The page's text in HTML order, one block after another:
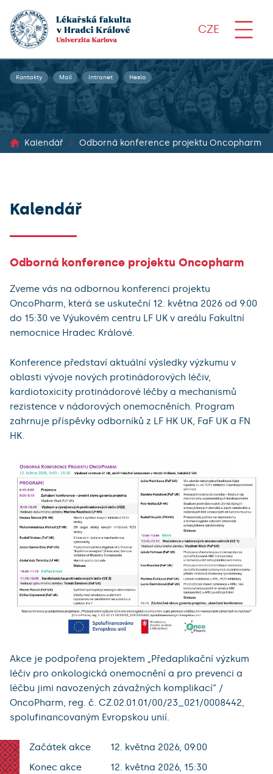
CZE
Kontakty Mail Intranet Heslo
Kalendář Odborná konference projektu Oncopharm
Kalendář
Odborná konference projektu Oncopharm
Zveme vás na odbornou konferenci projektu
OncoPharm, která se uskuteční 12. května 2026 od 9:00
do 15:30 ve Výukovém centru LF UK v areálu Fakultní
nemocnice Hradec Králové.
Konference představí aktuální výsledky výzkumu v
oblasti vývoje nových protinádorových léčiv,
kardiotoxicity protinádorové léčby a mechanismů
rezistence v nádorových onemocněních. Program
zahrnuje příspěvky odborníků z LF HK UK, FaF UK a FN
HK.
Akce je podpořena projektem „Předaplikační výzkum
léčiv pro onkologická onemocnění a pro prevenci a
léčbu jimi navozených závažných komplikací“ /
OncoPharm, reg. č. CZ.02.01.01/00/23_021/0008442,
spolufinancovaným Evropskou unií.
Začátek akce
12. května 2026, 09:00
Konec akce
12. května 2026, 15:30